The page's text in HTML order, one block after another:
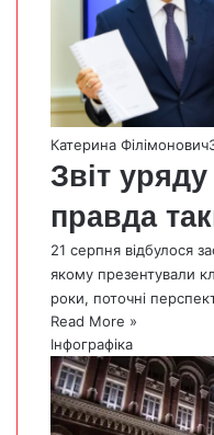
Катерина Філімонович
Звіт
правда
21 серпня відбулося
якому презентували
роки, поточні
Read More »
Інфографіка